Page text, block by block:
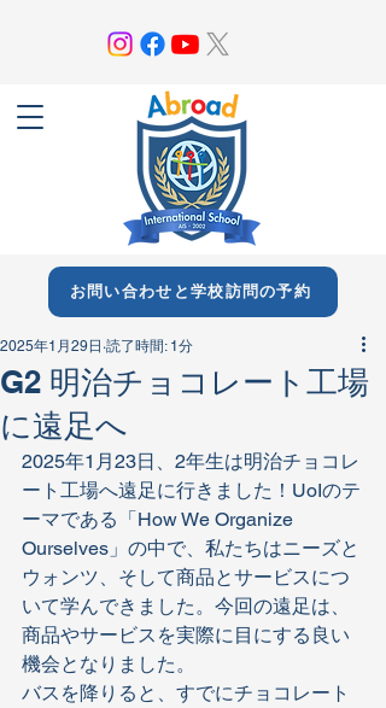
お問い合わせと学校訪問の予約
G2 明治チョコレート工場
に遠足へ
2025年1月29日 読了時間: 1分
2025年1月23日、2年生は明治チョコレ
ート工場へ遠足に行きました！UoIのテ
ーマである「How We Organize
Ourselves」の中で、私たちはニーズと
ウォンツ、そして商品とサービスにつ
いて学んできました。今回の遠足は、
商品やサービスを実際に目にする良い
機会となりました。
バスを降りると、すでにチョコレート